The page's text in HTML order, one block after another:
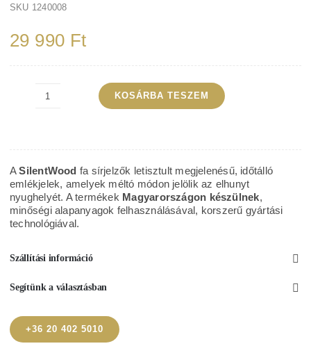
SKU 1240008
29 990 Ft
SilentWood
kereszt
koporsós
sírhoz
KOSÁRBA TESZEM
ASilentWood fa sírjelzők letisztult megjelenésű, időtálló
emlékjelek, amelyek méltó módon jelölik az elhunyt
nyughelyét. A termékek Magyarországon készülnek,
minőségi alapanyagok felhasználásával, korszerű gyártási
technológiával.
Szállítási információ
Segítünk a választásban
+36 20 402 5010